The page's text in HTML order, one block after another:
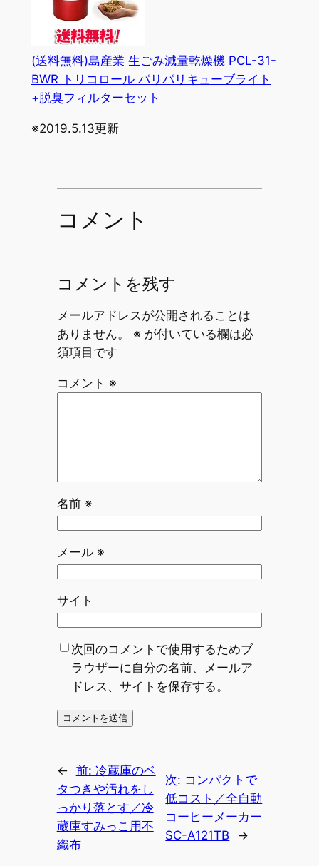
(送料無料)島産業 生ごみ減量乾燥機 PCL-31-
BWR トリコロール パリパリキューブライト
+脱臭フィルターセット
※2019.5.13更新
コメント
コメントを残す
メールアドレスが公開されることは
ありません。
※ が付いている欄は必
須項目です
コメント ※
名前 ※
メール ※
サイト
次回のコメントで使用するためブ
ラウザーに自分の名前、メールア
ドレス、サイトを保存する。
← 前: 冷蔵庫のベ
タつきや汚れをし
っかり落とす／冷
蔵庫すみっこ用不
織布
次: コンパクトで
低コスト／全自動
コーヒーメーカー
SC-A121TB
→